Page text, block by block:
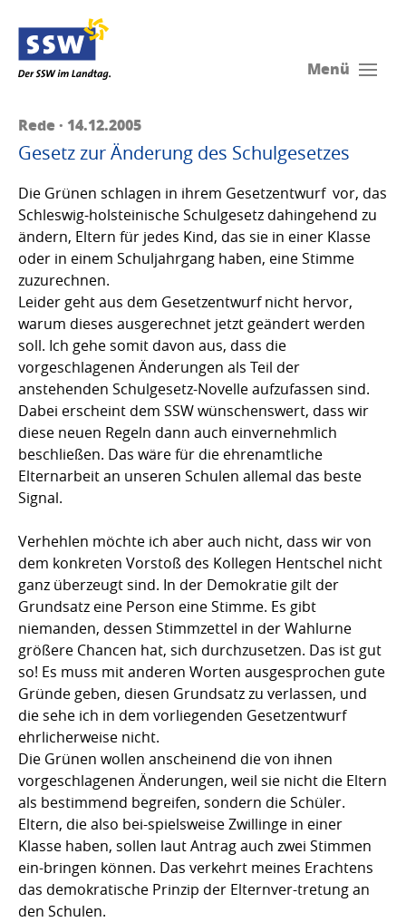
Menü
Rede · 14.12.2005
Gesetz zur Änderung des Schulgesetzes
Die Grünen schlagen in ihrem Gesetzentwurf vor, das
Schleswig-holsteinische Schulgesetz dahingehend zu
ändern, Eltern für jedes Kind, das sie in einer Klasse
oder in einem Schuljahrgang haben, eine Stimme
zuzurechnen.
Leider geht aus dem Gesetzentwurf nicht hervor,
warum dieses ausgerechnet jetzt geändert werden
soll. Ich gehe somit davon aus, dass die
vorgeschlagenen Änderungen als Teil der
anstehenden Schulgesetz-Novelle aufzufassen sind.
Dabei erscheint dem SSW wünschenswert, dass wir
diese neuen Regeln dann auch einvernehmlich
beschließen. Das wäre für die ehrenamtliche
Elternarbeit an unseren Schulen allemal das beste
Signal.
Verhehlen möchte ich aber auch nicht, dass wir von
dem konkreten Vorstoß des Kollegen Hentschel nicht
ganz überzeugt sind. In der Demokratie gilt der
Grundsatz eine Person eine Stimme. Es gibt
niemanden, dessen Stimmzettel in der Wahlurne
größere Chancen hat, sich durchzusetzen. Das ist gut
so! Es muss mit anderen Worten ausgesprochen gute
Gründe geben, diesen Grundsatz zu verlassen, und
die sehe ich in dem vorliegenden Gesetzentwurf
ehrlicherweise nicht.
Die Grünen wollen anscheinend die von ihnen
vorgeschlagenen Änderungen, weil sie nicht die Eltern
als bestimmend begreifen, sondern die Schüler.
Eltern, die also bei-spielsweise Zwillinge in einer
Klasse haben, sollen laut Antrag auch zwei Stimmen
ein-bringen können. Das verkehrt meines Erachtens
das demokratische Prinzip der Elternver-tretung an
den Schulen.